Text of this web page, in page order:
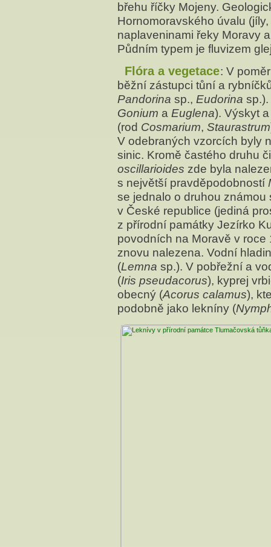
břehu říčky Mojeny.
Hornomoravského úvalu
naplaveninami řeky Moravy
Půdním typem je fluvizem
Flóra a vegetace: V
běžní zástupci tůní a
Pandorina sp., Eudorina
Gonium a Euglena). Výskyt
(rod Cosmarium, Staurastrum
V odebraných vzorcích byly
sinic. Kromě častého druhu
oscillarioides zde byla
s největší pravděpodobností
se jednalo o druhou
v České republice (jediná
z přírodní památky Jezírko
povodních na Moravě v
znovu nalezena. Vodní
(Lemna sp.). V pobřežní a
(Iris pseudacorus), kyprej
obecný (Acorus calamus),
podobně jako lekníny (